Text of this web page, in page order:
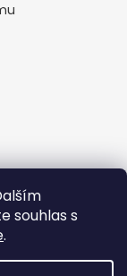
souhlas s
.